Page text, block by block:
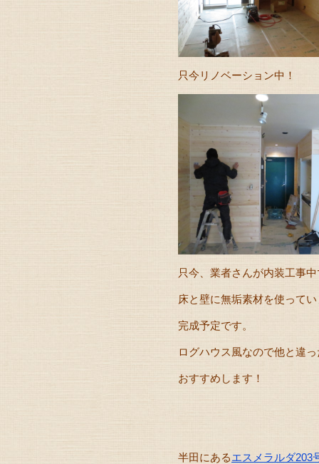
只今リノベーション中！
只今、業者さんが内装工事
床と壁に無垢素材を使って
完成予定です。
ログハウス風なので他と違
おすすめします！
半田にあるエスメラルダ203